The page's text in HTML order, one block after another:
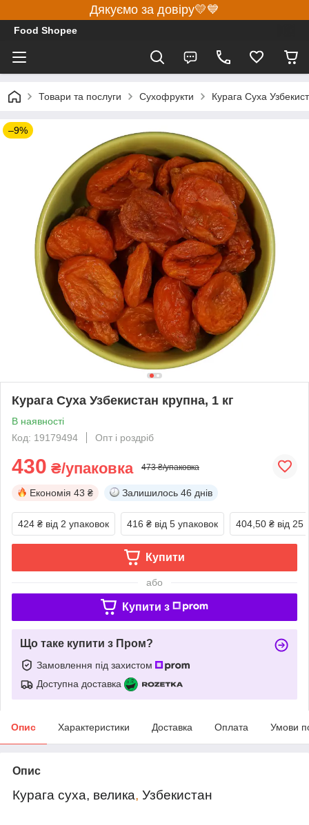
Дякуємо за довіру💛💙
Food Shopee
Товари та послуги Сухофрукти Курага Суха
–9%
Курага Суха Узбекистан крупна, 1 кг
В наявності
Код: 19179494
Опт і роздріб
430 ₴/упаковка 473 ₴/упаковка
Економія 43 ₴ Залишилось 46 днів
424 ₴ від 2 упаковок 416 ₴ від 5 упаковок 404,50 ₴ від 25
Купити
або
Купити з
Що таке купити з Пром?
Замовлення під захистом
Доступна доставка
Опис Характеристики Доставка Оплата Умови
Опис
Курага суха, велика, Узбекистан